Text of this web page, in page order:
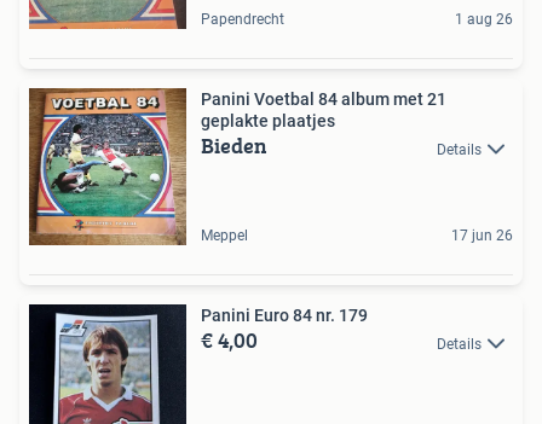
Papendrecht 1 aug 26
Panini Voetbal 84 album met 21
geplakte plaatjes
Bieden Details
Meppel 17 jun 26
Panini Euro 84 nr. 179
€ 4,00 Details